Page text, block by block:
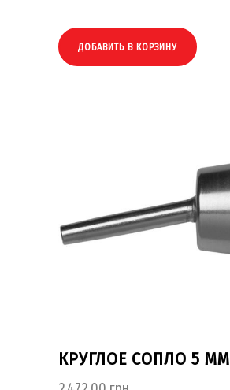
ДОБАВИТЬ В КОРЗИНУ
КРУГЛОЕ СОПЛО 5 ММ